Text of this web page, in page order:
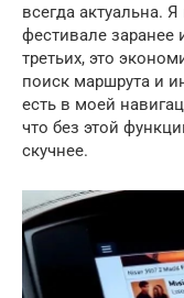
всегда актуальна.
фестивале заранее
третьих, это
поиск маршрута и
есть в моей
что без этой
скучнее.